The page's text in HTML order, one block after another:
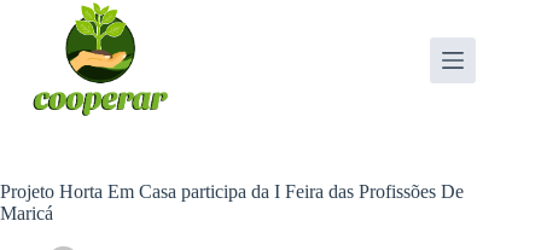
Projeto Horta Em Casa participa da I Feira das Profissões De
Maricá